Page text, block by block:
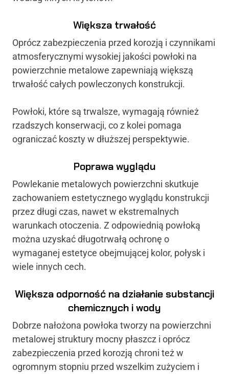
Większa trwałość
Oprócz zabezpieczenia przed korozją i czynnikami
atmosferycznymi wysokiej jakości powłoki na
powierzchnie metalowe zapewniają większą
trwałość całych powleczonych konstrukcji.
Powłoki, które są trwalsze, wymagają również
rzadszych konserwacji, co z kolei pomaga
ograniczać koszty w dłuższej perspektywie.
Poprawa wyglądu
Powlekanie metalowych powierzchni skutkuje
zachowaniem estetycznego wyglądu konstrukcji
przez długi czas, nawet w ekstremalnych
warunkach otoczenia. Z odpowiednią powłoką
można uzyskać długotrwałą ochronę o
wymaganej estetyce obejmującej kolor, połysk i
wiele innych cech.
Większa odporność na działanie substancji
chemicznych i wody
Dobrze nałożona powłoka tworzy na powierzchni
metalowej struktury mocny płaszcz i oprócz
zabezpieczenia przed korozją chroni też w
ogromnym stopniu przed wszelkim zużyciem i